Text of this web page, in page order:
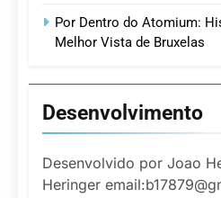
Por Dentro do Atomium:
Melhor Vista de Bruxelas
Desenvolvimento
Desenvolvido por Joao
Heringer